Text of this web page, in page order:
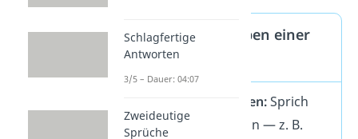
Tipps fürs Schreiben einer
Hochzeitskarte
Persönlich starten:Sprich
das Paar direkt an — z. B.
Schlagfertige
Antworten
3/5 – Dauer: 04:07
Zweideutige
Sprüche